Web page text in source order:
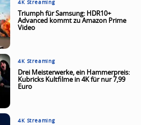
4K Streaming
Triumph für Samsung: HDR10+
Advanced kommt zu Amazon Prime
Video
4K Streaming
Drei Meisterwerke, ein Hammerpreis:
Kubricks Kultfilme in 4K für nur 7,99
Euro
4K Streaming